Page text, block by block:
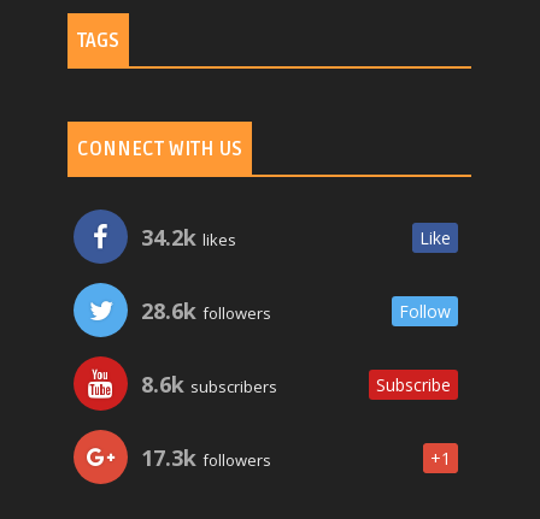
TAGS
CONNECT WITH US
34.2k likes Like
28.6k followers Follow
8.6k subscribers Subscribe
17.3k followers +1